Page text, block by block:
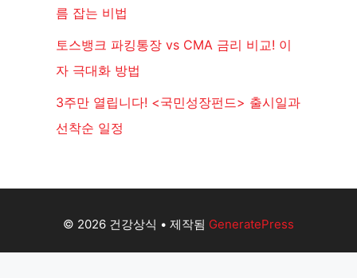
름 잡는 비법
토스뱅크 파킹통장 vs CMA 금리 비교! 이
자 극대화 방법
3주만 열립니다! <국민성장펀드> 출시일과
선착순 일정
© 2026 건강상식 • 제작됨 GeneratePress